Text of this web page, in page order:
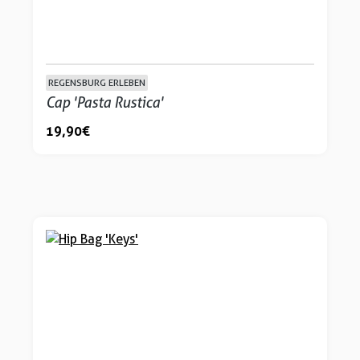
REGENSBURG ERLEBEN
Cap 'Pasta Rustica'
19,90 €